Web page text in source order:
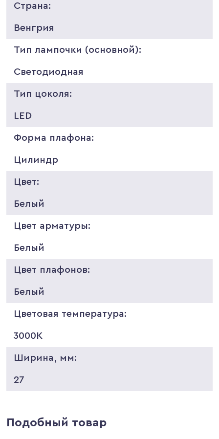
Страна:
Венгрия
Тип лампочки (основной):
Светодиодная
Тип цоколя:
LED
Форма плафона:
Цилиндр
Цвет:
Белый
Цвет арматуры:
Белый
Цвет плафонов:
Белый
Цветовая температура:
3000K
Ширина, мм:
27
Подобный товар